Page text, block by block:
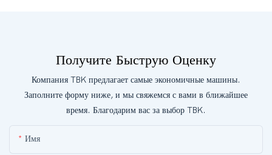
Получите Быструю Оценку
Компания TBK предлагает самые экономичные машины.
Заполните форму ниже, и мы свяжемся с вами в ближайшее
время. Благодарим вас за выбор TBK.
Имя